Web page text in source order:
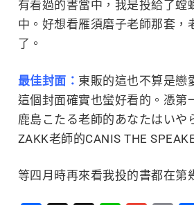
有看過的書當中，我是投給了螳
中。好想看雁須磨子老師那套，
了。
最佳封面： 東販的這也不算是戀
這個封面確實也蠻好看的。憑第
鹿島こたる老師的あなたはいや
ZAKK老師的CANIS THE
等四月時再來看我投的書都在第